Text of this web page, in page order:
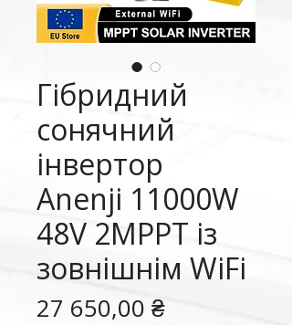
Гібридний
сонячний
інвертор
Anenji 11000W
48V 2MPPT із
зовнішнім WiFi
27 650,00 ₴Ціна